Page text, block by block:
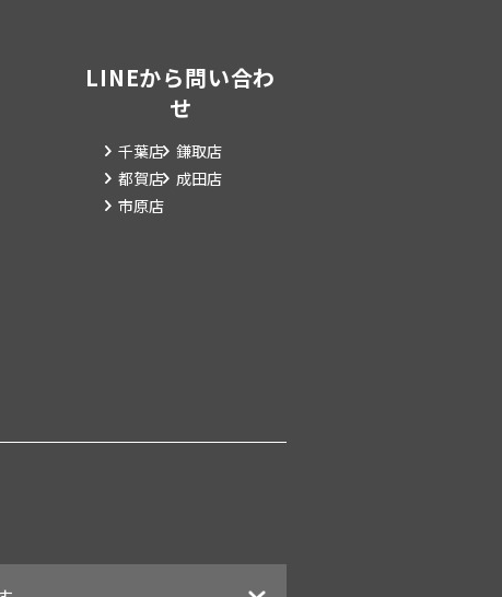
LINEから問い合わ
せ
千葉店 鎌取店
都賀店
成田店
市原店